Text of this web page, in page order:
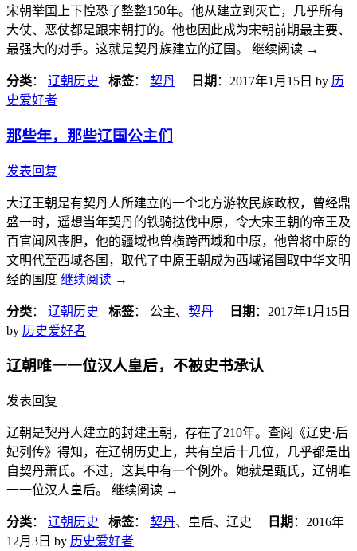
宋朝举国上下惶恐了整整150年。他从建立到灭亡，几乎所有
大仗、恶仗都是跟宋朝打的。他也因此成为宋朝前期最主要、
最强大的对手。这就是契丹族建立的辽国。 继续阅读 →
分类： 辽朝历史 标签： 契丹 日期 ： 2017年1月15日 by 历
史爱好者
那些年，那些辽国公主们
发表回复
大辽王朝是有契丹人所建立的一个北方游牧民族政权，曾经鼎
盛一时，遥想当年契丹的铁骑挞伐中原，令大宋王朝的帝王及
百官闻风丧胆，他的疆域也曾横跨西域和中原，他曾将中原的
文明代至西域各国，取代了中原王朝成为西域诸国取中华文明
经的国度 继续阅读 →
分类： 辽朝历史 标签： 公主、 契丹 日期 ： 2017年1月15日
by 历史爱好者
辽朝唯一一位汉人皇后，不被史书承认
发表回复
辽朝是契丹人建立的封建王朝，存在了210年。查阅《辽史·后
妃列传》得知，在辽朝历史上，共有皇后十几位，几乎都是出
自契丹萧氏。不过，这其中有一个例外。她就是甄氏，辽朝唯
一一位汉人皇后。 继续阅读 →
分类： 辽朝历史 标签： 契丹、皇后、辽史 日期 ： 2016年
12月3日 by 历史爱好者